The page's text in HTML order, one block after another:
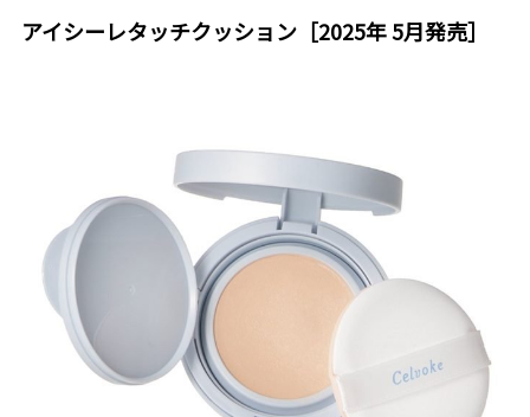
アイシーレタッチクッション［2025年 5月発売］